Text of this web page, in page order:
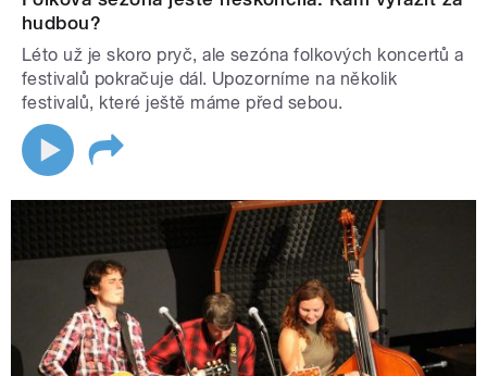
hudbou?
Léto už je skoro pryč, ale sezóna folkových koncertů a
festivalů pokračuje dál. Upozorníme na několik
festivalů, které ještě máme před sebou.